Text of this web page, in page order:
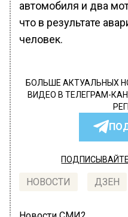
автомобиля и два
что в результате
человек.
БОЛЬШЕ АКТУАЛЬНЫХ
ВИДЕО В ТЕЛЕГРАМ-
НОВОСТИ ДЗЕН